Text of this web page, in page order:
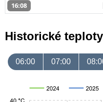
16:08
Historické teploty
06:00 07:00